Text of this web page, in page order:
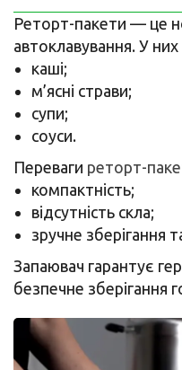
Реторт-пакети — це
автоклавування. У
каші;
м’ясні страви;
супи;
соуси.
Переваги реторт-
компактність;
відсутність скла;
зручне зберігання
Запаювач гарантує
безпечне зберігання